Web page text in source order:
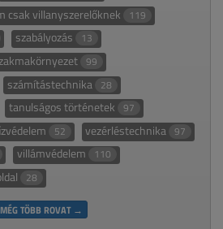
csak villanyszerelőknek 119
szabályozás 13
99
számítástechnika 28
tanulságos történetek 97
52 vezérléstechnika 97
villámvédelem 110
28
MÉG TÖBB ROVAT →